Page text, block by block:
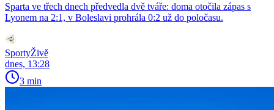
Sparta ve třech dnech předvedla dvě tváře: doma otočila zápas s
Lyonem na 2:1, v Boleslavi prohrála 0:2 už do poločasu.
SportyŽivě
dnes, 13:28
3 min